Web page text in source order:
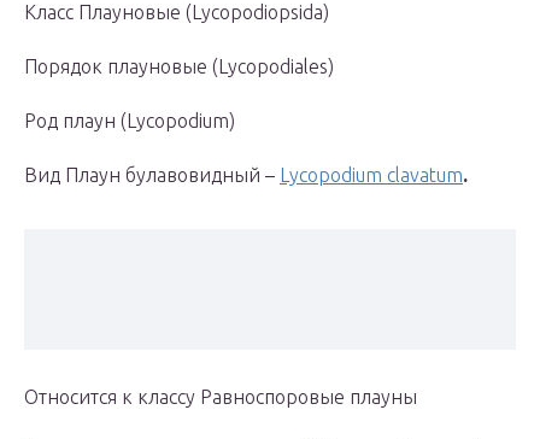
Класс Плауновые (Lycopodiopsida)
Порядок плауновые (Lycopodiales)
Род плаун (Lycopodium)
Вид Плаун булавовидный – Lycopodium clavatum.
Относится к классу Равноспоровые плауны